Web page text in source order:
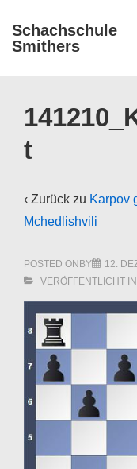
Zum
Inhalt
Schachschule
Smithers
Navigation
t
‹ Zurück zu Karpov
Mchedlishvili
POSTED ONBY 12.
VERÖFFENTLICHT IN